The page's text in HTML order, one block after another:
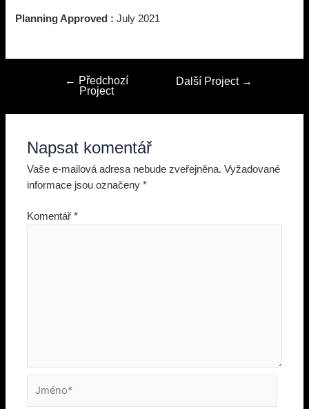
Planning Approved :July 2021
Navigace
příspěvek
← Předchozí
Project
Další Project →
Napsat komentář
Vaše e-mailová adresa nebude zveřejněna. Vyžadované
informace jsou označeny*
Komentář*